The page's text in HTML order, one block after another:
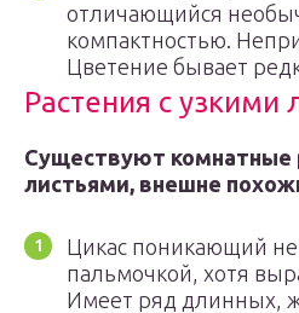
отличающийся
компактностью.
Цветение бывает
Растения с узкими
Существуют комнатные
листьями, внешне
Цикас поникающий не
пальмочкой, хотя
Имеет ряд длинных,